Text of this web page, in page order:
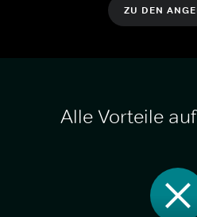
ZU DEN
Alle Vorteile